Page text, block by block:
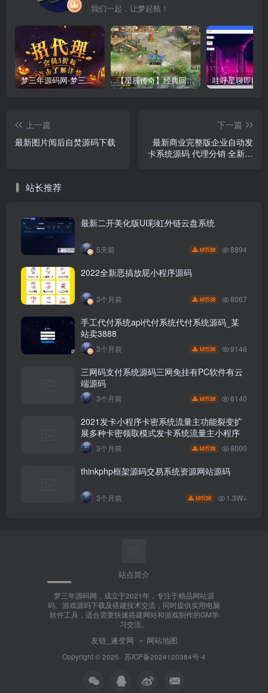
我们一起，让梦起航！
梦三年源码网-梦三年ym会员代理详情 【星辰传奇】经典回合制手游+安卓端+GM工具+详细搭建教程
上一篇
最新图片阅后自焚源码下载
下一篇
最新商业完整版企业自动发
卡系统源码 代理分销 全新UI
站长推荐
最新二开美化版UI彩虹外链云盘系统
5天前 M币38 8894
2022全新恶搞放屁小程序源码
3个月前 M币38 8067
手工代付系统api代付系统代付系统源码_某
站卖3888
3个月前 M币38 9146
三网码支付系统源码三网免挂有PC软件有云
端源码
3个月前 M币38 6140
2021发卡小程序卡密系统流量主功能裂变扩
展多种卡密领取模式发卡系统流量主小程序
3个月前 M币38 8000
thinkphp框架源码交易系统资源网站源码
3个月前 M币38 1.3W+
站点简介
梦三年源码网，成立于2021年，专注于精品网站源
码、游戏源码下载及搭建技术交流，同时提供实用电脑
软件工具，适合需要快速搭建网站和游戏制作的GM学
习交流。
友链_遂变网 网站地图
Copyright © 2025 · 苏ICP备2024120384号-4